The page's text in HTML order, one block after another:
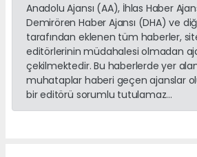
Anadolu Ajansı (AA), İhlas Haber
Demirören Haber Ajansı (DHA) ve
tarafından eklenen tüm haberler,
editörlerinin müdahalesi olmadan
çekilmektedir. Bu haberlerde yer
muhataplar haberi geçen ajanslar
bir editörü sorumlu tutulamaz...